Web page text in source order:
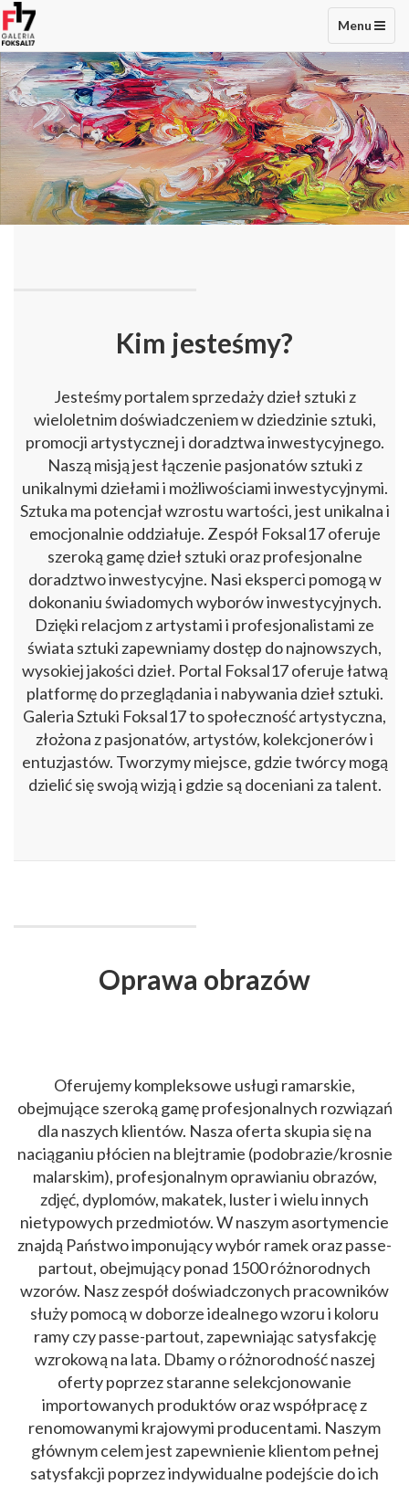
Toggle
navigation
Menu
Kim jesteśmy?
Jesteśmy portalem sprzedaży dzieł sztuki z
wieloletnim doświadczeniem w dziedzinie sztuki,
promocji artystycznej i doradztwa inwestycyjnego.
Naszą misją jest łączenie pasjonatów sztuki z
unikalnymi dziełami i możliwościami inwestycyjnymi.
Sztuka ma potencjał wzrostu wartości, jest unikalna i
emocjonalnie oddziałuje. Zespół Foksal17 oferuje
szeroką gamę dzieł sztuki oraz profesjonalne
doradztwo inwestycyjne. Nasi eksperci pomogą w
dokonaniu świadomych wyborów inwestycyjnych.
Dzięki relacjom z artystami i profesjonalistami ze
świata sztuki zapewniamy dostęp do najnowszych,
wysokiej jakości dzieł. Portal Foksal17 oferuje łatwą
platformę do przeglądania i nabywania dzieł sztuki.
Galeria Sztuki Foksal17 to społeczność artystyczna,
złożona z pasjonatów, artystów, kolekcjonerów i
entuzjastów. Tworzymy miejsce, gdzie twórcy mogą
dzielić się swoją wizją i gdzie są doceniani za talent.
Oprawa obrazów
Oferujemy kompleksowe usługi ramarskie,
obejmujące szeroką gamę profesjonalnych rozwiązań
dla naszych klientów. Nasza oferta skupia się na
naciąganiu płócien na blejtramie (podobrazie/krosnie
malarskim), profesjonalnym oprawianiu obrazów,
zdjęć, dyplomów, makatek, luster i wielu innych
nietypowych przedmiotów. W naszym asortymencie
znajdą Państwo imponujący wybór ramek oraz passe-
partout, obejmujący ponad 1500 różnorodnych
wzorów. Nasz zespół doświadczonych pracowników
służy pomocą w doborze idealnego wzoru i koloru
ramy czy passe-partout, zapewniając satysfakcję
wzrokową na lata. Dbamy o różnorodność naszej
oferty poprzez staranne selekcjonowanie
importowanych produktów oraz współpracę z
renomowanymi krajowymi producentami. Naszym
głównym celem jest zapewnienie klientom pełnej
satysfakcji poprzez indywidualne podejście do ich